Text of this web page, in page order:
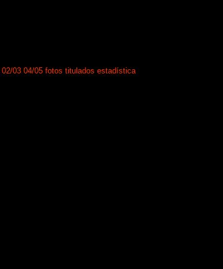
02/03 04/05 fotos titulados estadística